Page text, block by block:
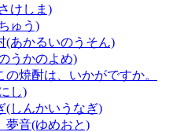
けしま)
ゅう)
(あかるいのうそん)
うかのよめ)
焼酎は、いかがですか。
し)
(しんかいうなぎ)
音(ゆめおと)